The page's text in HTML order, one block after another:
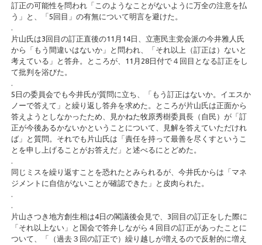
訂正の可能性を問われ「このようなことがないように万全の注意を払
う」と、「5回目」の有無について明言を避けた。
.
片山氏は3回目の訂正直後の11月14日、立憲民主党会派の今井雅人氏
から「もう間違いはないか」と問われ、「それ以上（訂正は）ないと
考えている」と答弁。ところが、11月28日付で４回目となる訂正をし
て批判を浴びた。
.
5日の委員会でも今井氏が質問に立ち、「もう訂正はないか。イエスか
ノーで答えて」と繰り返し答弁を求めた。ところが片山氏は正面から
答えようとしなかったため、見かねた牧原秀樹委員長（自民）が「訂
正が今後あるかないかということについて、見解を答えていただけれ
ば」と質問。それでも片山氏は「責任を持って最善を尽くすというこ
とを申し上げることがお答えだ」と述べるにとどめた。
.
同じミスを繰り返すことを恐れたとみられるが、今井氏からは「マネ
ジメントに自信がないことが確認できた」と皮肉られた。
.
.
片山さつき地方創生相は4日の閣議後会見で、3回目の訂正をした際に
「それ以上ない」と国会で答弁しながら４回目の訂正があったことに
ついて、「（過去３回の訂正で）繰り越しが増えるので反射的に増え